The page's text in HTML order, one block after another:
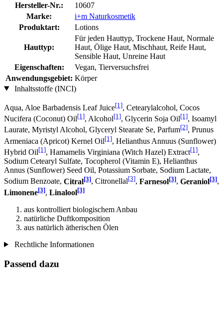
Hersteller-Nr.:
10607
Marke:
i+m Naturkosmetik
Produktart:
Lotions
Hauttyp:
Für jeden Hauttyp, Trockene Haut, Normale
Haut, Ölige Haut, Mischhaut, Reife Haut,
Sensible Haut, Unreine Haut
Eigenschaften:
Vegan, Tierversuchsfrei
Anwendungsgebiet: Körper
Inhaltsstoffe (INCI)
Aqua, Aloe Barbadensis Leaf Juice[1], Cetearylalcohol, Cocos
Nucifera (Coconut) Oil[1], Alcohol[1], Glycerin Soja Oil[1], Isoamyl
Laurate, Myristyl Alcohol, Glyceryl Stearate Se, Parfum[2], Prunus
Armeniaca (Apricot) Kernel Oil[1], Helianthus Annuus (Sunflower)
Hybrid Oil[1], Hamamelis Virginiana (Witch Hazel) Extract[1],
Sodium Cetearyl Sulfate, Tocopherol (Vitamin E), Helianthus
Annus (Sunflower) Seed Oil, Potassium Sorbate, Sodium Lactate,
Sodium Benzoate, Citral[3], Citronellal[3], Farnesol[3], Geraniol[3],
Limonene[3], Linalool[3]
aus kontrolliert biologischem Anbau
natürliche Duftkomposition
aus natürlich ätherischen Ölen
Rechtliche Informationen
Passend dazu